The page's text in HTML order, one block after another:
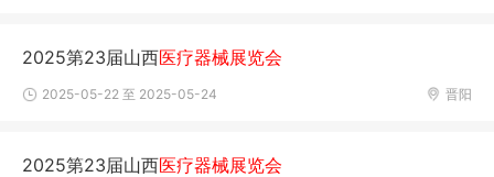
2025第23届山西医疗器械展览会
晋阳
2025-05-22 至 2025-05-24
2025第23届山西医疗器械展览会